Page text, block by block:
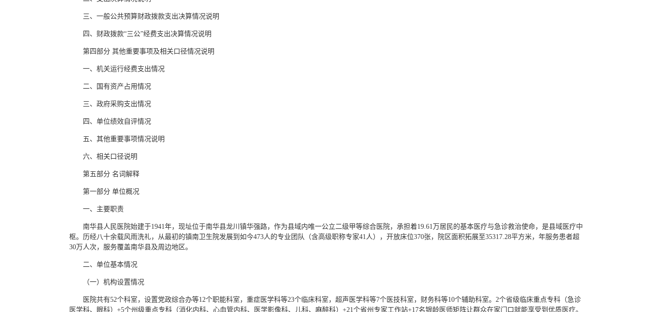
三、一般公共预算财政拨款支出决算情况说明
四、财政拨款“三公”经费支出决算情况说明
第四部分 其他重要事项及相关口径情况说明
一、机关运行经费支出情况
二、国有资产占用情况
三、政府采购支出情况
四、单位绩效自评情况
五、其他重要事项情况说明
六、相关口径说明
第五部分 名词解释
第一部分 单位概况
一、主要职责
南华县人民医院始建于1941年，现址位于南华县龙川镇华强路，作为县域内唯一公立二级甲等综合医院，承担着19.61万居民的基本医疗与急诊救治使命，是县域医疗中
枢。历经八十余载风雨洗礼，从最初的镇南卫生院发展到如今473人的专业团队（含高级职称专家41人），开放床位370张，院区面积拓展至35317.28平方米，年服务患者超
30万人次，服务覆盖南华县及周边地区。
二、单位基本情况
（一）机构设置情况
医院共有52个科室，设置党政综合办等12个职能科室，重症医学科等23个临床科室，超声医学科等7个医技科室，财务科等10个辅助科室。2个省级临床重点专科（急诊
医学科、眼科）+5个州级重点专科（消化内科、心血管内科、医学影像科、儿科、麻醉科）+21个省州专家工作站+17名银龄医师矩阵让群众在家门口就能享受到优质医疗。